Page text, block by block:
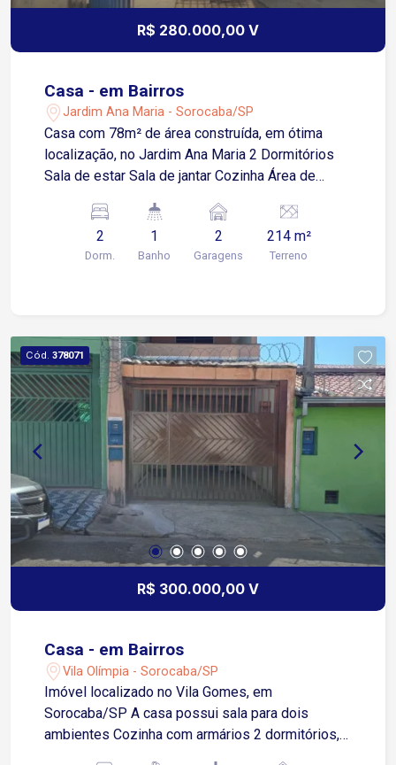
R$ 280.000,00 V
Casa - em Bairros
Jardim Ana Maria - Sorocaba/SP
Casa com 78m² de área construída, em ótima
localização, no Jardim Ana Maria 2 Dormitórios
Sala de estar Sala de jantar Cozinha Área de
descobertas Estuda proposta Agende sua visita.
Fica a 5 minutos do centro de Sorocaba !
2
Dorm.
1
Banho
2
Garagens
214 m²
Terreno
Cód. 378071
R$ 300.000,00 V
Casa - em Bairros
Vila Olímpia - Sorocaba/SP
Imóvel localizado no Vila Gomes, em
Sorocaba/SP A casa possui sala para dois
ambientes Cozinha com armários 2 dormitórios,